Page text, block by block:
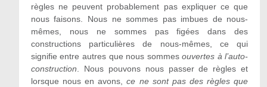
règles ne peuvent probablement pas expliquer ce que
nous faisons. Nous ne sommes pas imbues de nous-
mêmes, nous ne sommes pas figées dans des
constructions particulières de nous-mêmes, ce qui
signifie entre autres que nous sommesouvertes à l’auto-
construction. Nous pouvons nous passer de règles et
lorsque nous en avons,ce ne sont pas des règles que